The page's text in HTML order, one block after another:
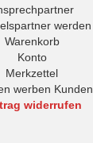
werden
Warenkorb
Konto
Merkzettel
werben Kunden
widerrufen